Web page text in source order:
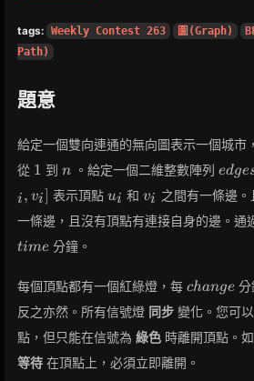
tags: Weekly Contest 263 圖(Graph)
Path)
題意
給定一個雙向連通的無向圖表示一個城市
從 1
1 到 n
n 。給定一個二維整數陣列 edge
i, vi 表示頂點u_i
ui 和v_i
vi 之間有一條邊
一條邊，且沒有頂點有連接自身的邊。通
time 分鐘。
每個頂點都有一個紅綠燈，每 change
change 分
反之亦然。所有信號燈 同步 變化。您可
點，但只能在信號為 綠色 時離開頂點。
等待 在頂點上，必須立即離開。